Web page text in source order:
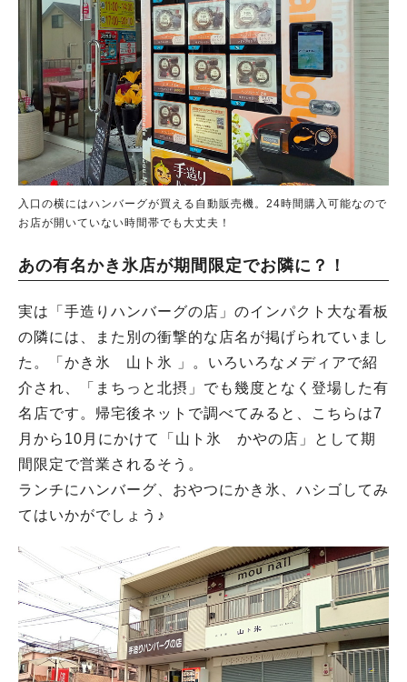
入口の横にはハンバーグが買える自動販売機。24時間購入可能なので
お店が開いていない時間帯でも大丈夫！
あの有名かき氷店が期間限定でお隣に？！
実は「手造りハンバーグの店」のインパクト大な看板
の隣には、また別の衝撃的な店名が掲げられていまし
た。「かき氷 山ト氷 」。いろいろなメディアで紹
介され、「まちっと北摂」でも幾度となく登場した有
名店です。帰宅後ネットで調べてみると、こちらは7
月から10月にかけて「山ト氷 かやの店」として期
間限定で営業されるそう。
ランチにハンバーグ、おやつにかき氷、ハシゴしてみ
てはいかがでしょう♪